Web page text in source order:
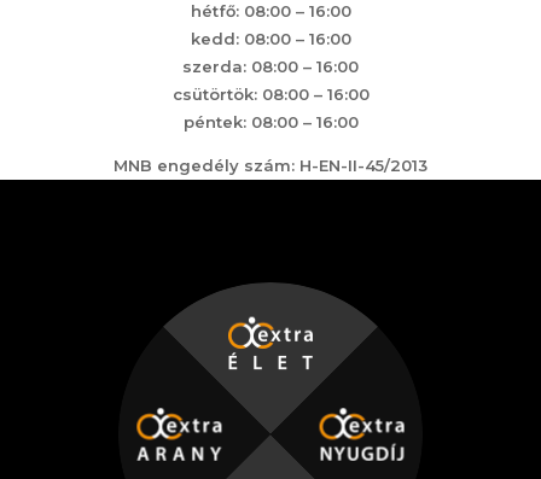
hétfő: 08:00 – 16:00
kedd: 08:00 – 16:00
szerda: 08:00 – 16:00
csütörtök: 08:00 – 16:00
péntek: 08:00 – 16:00
MNB engedély szám: H-EN-II-45/2013